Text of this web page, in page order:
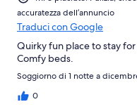
accuratezza dell’annuncio
Traduci con Google
Quirky fun place to stay
Comfy beds.
Soggiorno di 1 notte a
0